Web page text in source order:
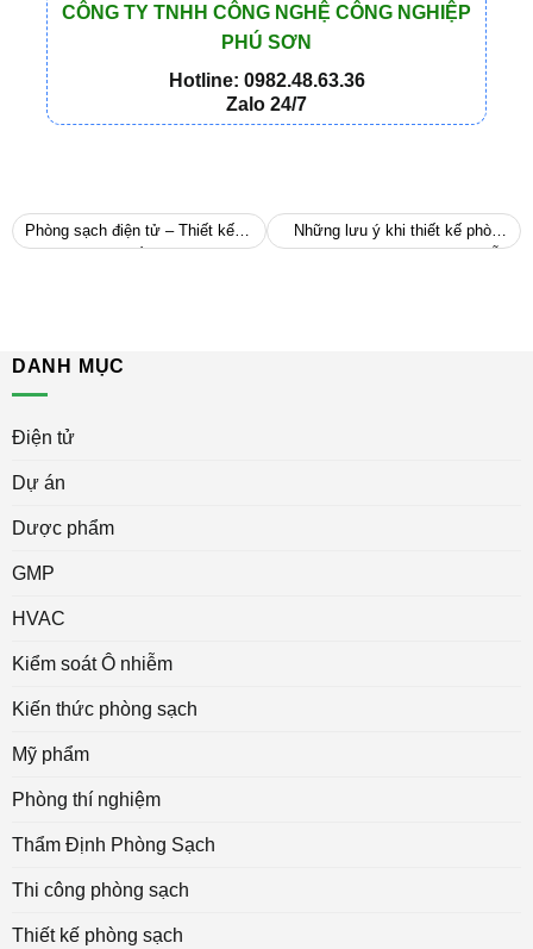
DANH MỤC
Điện tử
Dự án
Dược phẩm
GMP
HVAC
Kiểm soát Ô nhiễm
Kiến thức phòng sạch
Mỹ phẩm
Phòng thí nghiệm
Thẩm Định Phòng Sạch
Thi công phòng sạch
Thiết kế phòng sạch
CÔNG TY TNHH CÔNG NGHỆ CÔNG NGHIỆP
PHÚ SƠN
Hotline: 0982.48.63.36
Zalo 24/7
Phòng sạch điện tử – Thiết kế –
Thi công như thế nào
Những lưu ý khi thiết kế phòng
sạch bán dẫn